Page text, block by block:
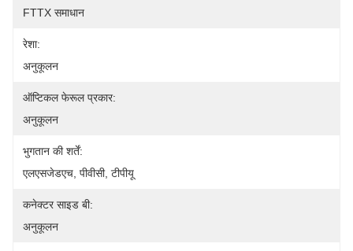
FTTX समाधान
रेशा:
अनुकूलन
ऑप्टिकल फेरूल प्रकार:
अनुकूलन
भुगतान की शर्तें:
एलएसजेडएच, पीवीसी, टीपीयू
कनेक्टर साइड बी:
अनुकूलन